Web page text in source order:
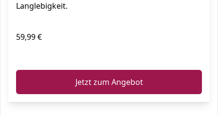
Langlebigkeit.
59,99 €
Jetzt zum Angebot